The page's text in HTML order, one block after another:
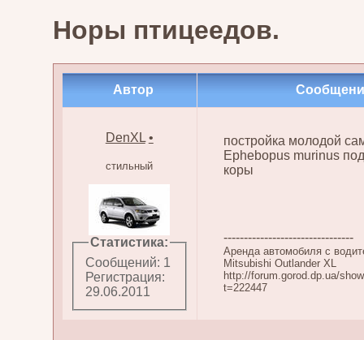
Норы птицеедов.
Автор
DenXL •
стильный
Статистика:
Сообщений: 1
Регистрация:
29.06.2011
постройка молодой
Ephebopus murinus
коры
--------------------------------
Аренда автомобиля с
Mitsubishi Outlander XL
http://forum.gorod.dp.ua/
t=222447